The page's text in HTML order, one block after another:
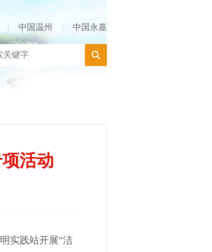
中国温州 中国永嘉
活动
实践站开展“洁